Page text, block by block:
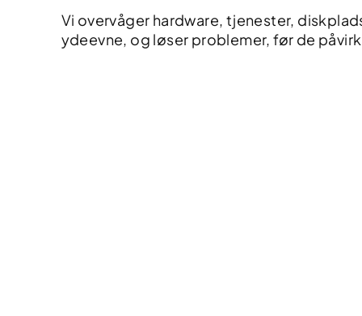
Vi overvåger hardware, tjenester,
ydeevne, og løser problemer, før de